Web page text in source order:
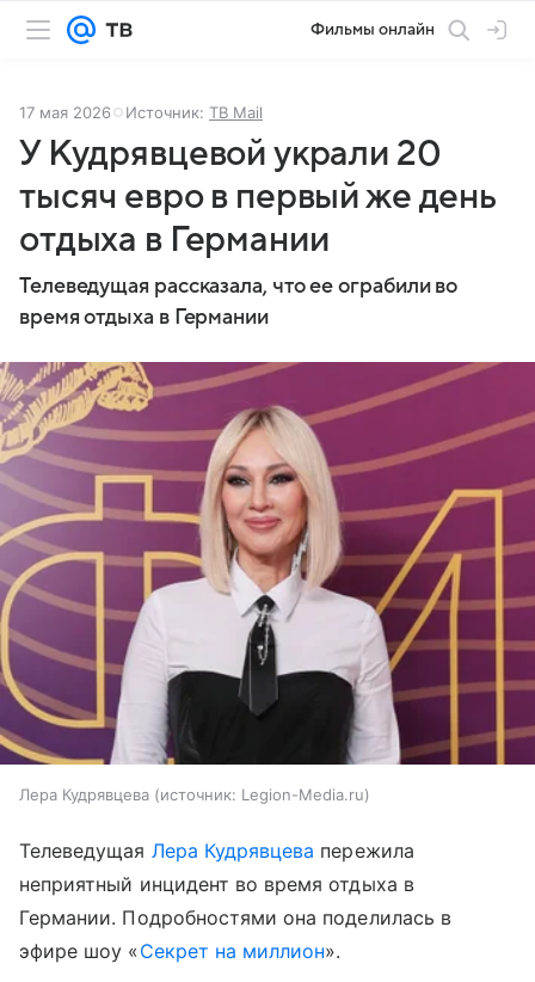
Фильмы онлайн
17 мая 2026 Источник: ТВ Mail
У Кудрявцевой украли 20
тысяч евро в первый же день
отдыха в Германии
Телеведущая рассказала, что ее ограбили во
время отдыха в Германии
Лера Кудрявцева источник: Legion-Media.ru
Телеведущая Лера Кудрявцева пережила
неприятный инцидент во время отдыха в
Германии. Подробностями она поделилась в
эфире шоу «Секрет на миллион».